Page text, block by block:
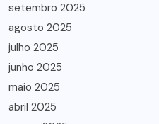
setembro 2025
agosto 2025
julho 2025
junho 2025
maio 2025
abril 2025